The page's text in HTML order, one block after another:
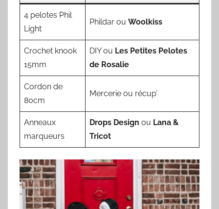
4 pelotes Phil
Light
Phildar ou Woolkiss
Crochet knook
15mm
DIY ou Les Petites Pelotes
de Rosalie
Cordon de
80cm
Mercerie ou récup’
Anneaux
marqueurs
Drops Design ou Lana &
Tricot